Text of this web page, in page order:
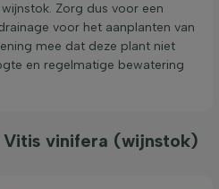
Zorg dus voor een
voor het aanplanten van
mee dat deze plant niet
en regelmatige bewatering
vinifera (wijnstok)